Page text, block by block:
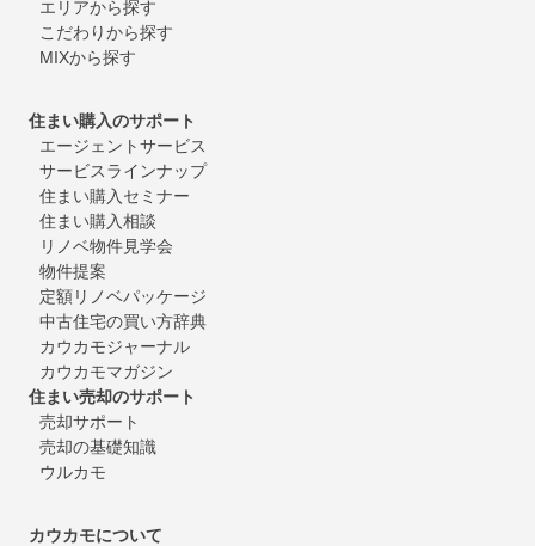
エリアから探す
こだわりから探す
MIXから探す
住まい購入のサポート
エージェントサービス
サービスラインナップ
住まい購入セミナー
住まい購入相談
リノベ物件見学会
物件提案
定額リノベパッケージ
中古住宅の買い方辞典
カウカモジャーナル
カウカモマガジン
住まい売却のサポート
売却サポート
売却の基礎知識
ウルカモ
カウカモについて